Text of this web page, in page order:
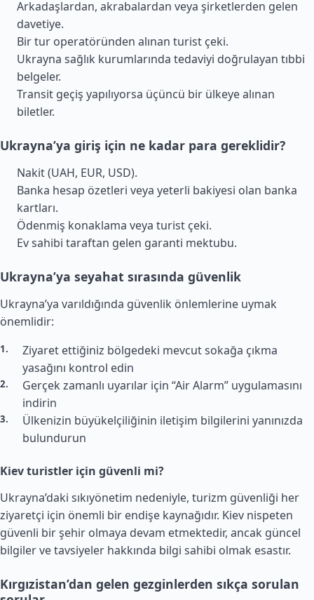
Arkadaşlardan, akrabalardan veya şirketlerden gelen
davetiye.
Bir tur operatöründen alınan turist çeki.
Ukrayna sağlık kurumlarında tedaviyi doğrulayan tıbbi
belgeler.
Transit geçiş yapılıyorsa üçüncü bir ülkeye alınan
biletler.
Ukrayna’ya giriş için ne kadar para gereklidir?
Nakit (UAH, EUR, USD).
Banka hesap özetleri veya yeterli bakiyesi olan banka
kartları.
Ödenmiş konaklama veya turist çeki.
Ev sahibi taraftan gelen garanti mektubu.
Ukrayna’ya seyahat sırasında güvenlik
Ukrayna’ya varıldığında güvenlik önlemlerine uymak
önemlidir:
Ziyaret ettiğiniz bölgedeki mevcut sokağa çıkma
yasağını kontrol edin
Gerçek zamanlı uyarılar için “Air Alarm” uygulamasını
indirin
Ülkenizin büyükelçiliğinin iletişim bilgilerini yanınızda
bulundurun
Kiev turistler için güvenli mi?
Ukrayna’daki sıkıyönetim nedeniyle, turizm güvenliği her
ziyaretçi için önemli bir endişe kaynağıdır. Kiev nispeten
güvenli bir şehir olmaya devam etmektedir, ancak güncel
bilgiler ve tavsiyeler hakkında bilgi sahibi olmak esastır.
Kırgızistan’dan gelen gezginlerden sıkça sorulan